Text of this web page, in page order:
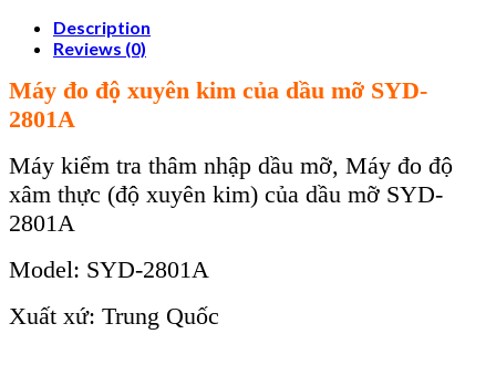
Description
Reviews (0)
Máy đo độ xuyên kim của dầu mỡ SYD-
2801A
Máy kiểm tra thâm nhập dầu mỡ, Máy đo độ
xâm thực (độ xuyên kim) của dầu mỡ SYD-
2801A
Model: SYD-2801A
Xuất xứ: Trung Quốc